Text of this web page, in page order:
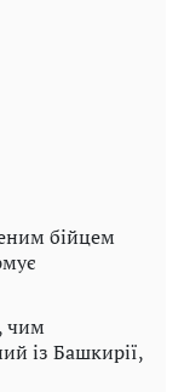
бійцем
чим
із Башкирії,